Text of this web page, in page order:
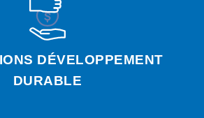
DÉVELOPPEMENT
DURABLE